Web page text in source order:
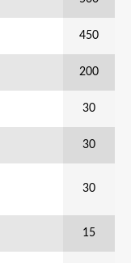
450
200
30
30
30
15